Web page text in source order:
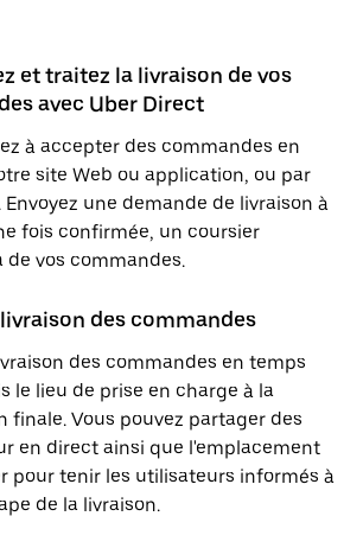
et traitez la livraison de vos
avec Uber Direct
à accepter des commandes en
site Web ou application, ou par
une demande de livraison à
fois confirmée, un coursier
de vos commandes.
des commandes
des commandes en temps
le lieu de prise en charge à la
finale. Vous pouvez partager des
en direct ainsi que l'emplacement
pour tenir les utilisateurs informés à
de la livraison.